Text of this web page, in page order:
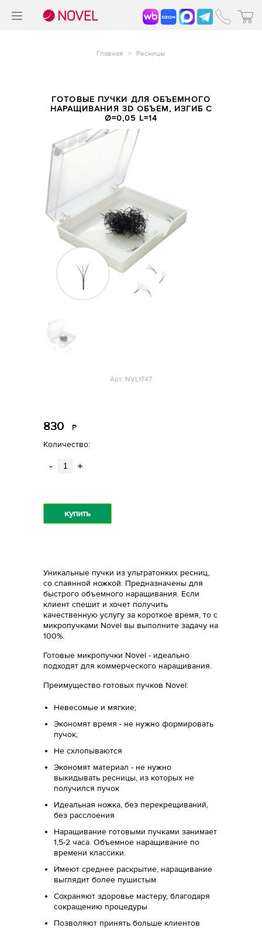
Главная > Ресницы
ГОТОВЫЕ ПУЧКИ ДЛЯ ОБЪЕМНОГО
НАРАЩИВАНИЯ 3D ОБЪЕМ, ИЗГИБ C
Ø=0,05 L=14
Арт: NVL1747
830 Р
Количество:
- +
купить
Уникальные пучки из ультратонких ресниц,
со спаянной ножкой. Предназначены для
быстрого объемного наращивания. Если
клиент спешит и хочет получить
качественную услугу за короткое время, то c
микропучками Novel вы выполните задачу на
100%.
Готовые микропучки Novel - идеально
подходят для коммерческого наращивания.
Преимущество готовых пучков Novel:
Невесомые и мягкие;
Экономят время - не нужно формировать
пучок;
Не схлопываются
Экономят материал - не нужно
выкидывать ресницы, из которых не
получился пучок
Идеальная ножка, без перекрещиваний,
без расслоения
Наращивание готовыми пучками занимает
1,5-2 часа. Объемное наращивание по
времени классики.
Имеют среднее раскрытие, наращивание
выглядит более пушистым
Сохраняют здоровье мастеру, благодаря
сокращению процедуры
Позволяют принять больше клиентов